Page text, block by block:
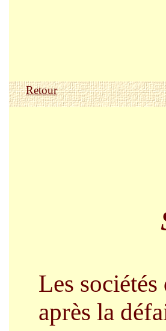
Retour
Les
après la